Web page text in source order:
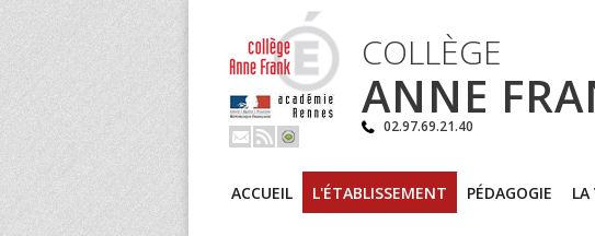
COLLÈGE
ANNE
02.97.69.21.40
ACCUEIL L'ÉTABLISSEMENT PÉDAGOGIE LA